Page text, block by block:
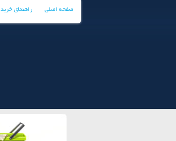
صفحه اصلی راهنمای خرید